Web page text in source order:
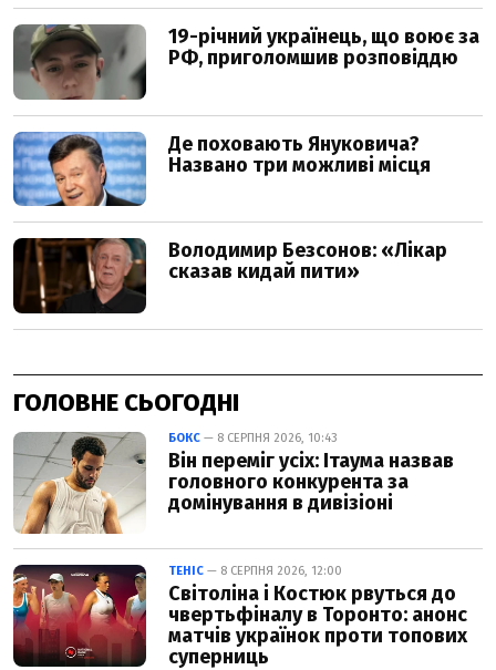
ГОЛОВНЕ СЬОГОДНІ
БОКС — 8 СЕРПНЯ 2026, 10:43
Він переміг усіх: Ітаума назвав
головного конкурента за
домінування в дивізіоні
ТЕНІС — 8 СЕРПНЯ 2026, 12:00
Світоліна і Костюк рвуться до
чвертьфіналу в Торонто: анонс
матчів українок проти топових
суперниць